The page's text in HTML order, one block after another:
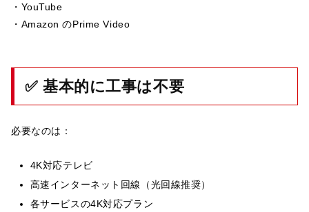
・YouTube
・Amazon のPrime Video
✅ 基本的に工事は不要
必要なのは：
4K対応テレビ
高速インターネット回線（光回線推奨）
各サービスの4K対応プラン